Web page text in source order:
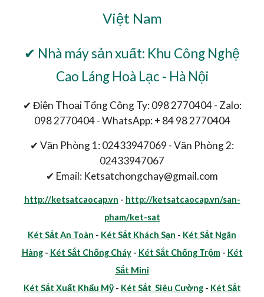
Việt Nam
✔ Nhà máy sản xuất: Khu Công Nghệ
Cao Láng Hoà Lạc - Hà Nội
✔ Điện Thoại Tổng Công Ty: 098 2770404 - Zalo:
098 2770404 - WhatsApp: + 84 98 2770404
✔ Văn Phòng 1: 02433947069 - Văn Phòng 2:
02433947067
✔ Email: Ketsatchongchay@gmail.com
http://ketsatcaocap.vn - http://ketsatcaocap.vn/san-
pham/ket-sat
Két Sắt An Toàn - Két Sắt Khách Sạn - Két Sắt Ngân
Hàng- Két Sắt Chống Cháy- Két Sắt Chống Trộm- Két
Sắt Mini
Két Sắt Xuất Khẩu Mỹ- Két Sắt Siêu Cường- Két Sắt